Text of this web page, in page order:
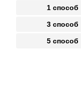
1 способ
3 способ
5 способ